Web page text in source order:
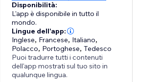
Disponibilità:
L'app è disponibile in tutto il
mondo.
Lingue dell'app:
Inglese, Francese, Italiano,
Polacco, Portoghese,Tedesco
Puoi tradurre tutti i contenuti
dell'app mostrati sul tuo sito in
qualunque lingua.